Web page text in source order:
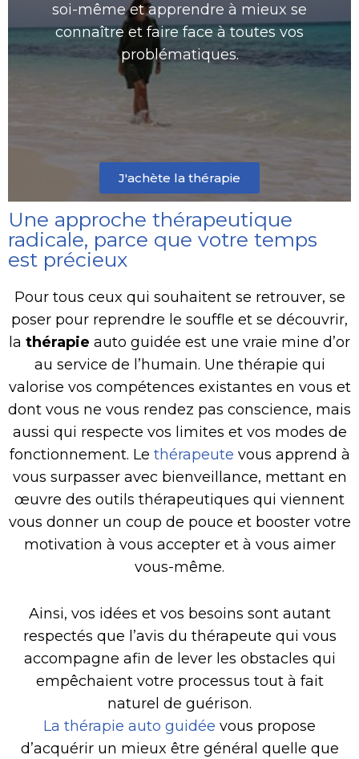
soi-même et apprendre à mieux se
connaître et faire face à toutes vos
problématiques.
J'achète la thérapie
Une approche thérapeutique
radicale, parce que votre temps
est précieux
Pour tous ceux qui souhaitent se retrouver, se
poser pour reprendre le souffle et se découvrir,
la thérapie auto guidée est une vraie mine d’or
au service de l’humain. Une thérapie qui
valorise vos compétences existantes en vous et
dont vous ne vous rendez pas conscience, mais
aussi qui respecte vos limites et vos modes de
fonctionnement. Le thérapeute vous apprend à
vous surpasser avec bienveillance, mettant en
œuvre des outils thérapeutiques qui viennent
vous donner un coup de pouce et booster votre
motivation à vous accepter et à vous aimer
vous-même.
Ainsi, vos idées et vos besoins sont autant
respectés que l’avis du thérapeute qui vous
accompagne afin de lever les obstacles qui
empêchaient votre processus tout à fait
naturel de guérison.
La thérapie auto guidée vous propose
d’acquérir un mieux être général quelle que